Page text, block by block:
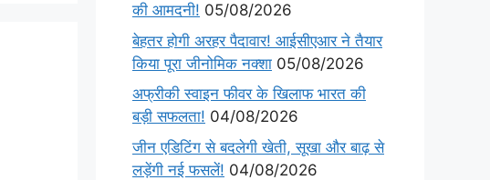
की आमदनी! 05/08/2026
बेहतर होगी अरहर पैदावार! आईसीएआर ने तैयार
किया पूरा जीनोमिक नक्शा 05/08/2026
अफ्रीकी स्वाइन फीवर के खिलाफ भारत की
बड़ी सफलता! 04/08/2026
जीन एडिटिंग से बदलेगी खेती, सूखा और बाढ़ से
लड़ेंगी नई फसलें! 04/08/2026